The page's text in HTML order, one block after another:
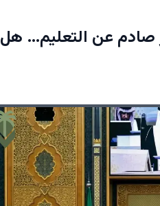
صادم عن التعليم… هل